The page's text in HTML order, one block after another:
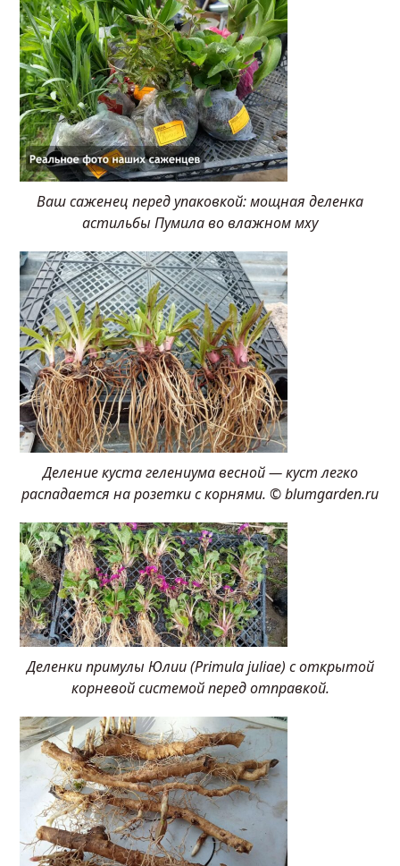
Ваш саженец перед упаковкой: мощная деленка
астильбы Пумила во влажном мху
Деление куста гелениума весной — куст легко
распадается на розетки с корнями. © blumgarden.ru
Деленки примулы Юлии (Primula juliae) с открытой
корневой системой перед отправкой.